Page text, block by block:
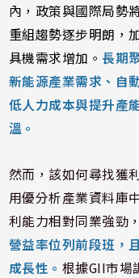
內，政策與國際局勢
重組趨勢逐步明朗，
具機需求增加。長期
新能源產業需求、自
低人力成本與提升產
溫。
然而，該如何尋找獲
用優分析產業資料庫
利能力相對同業強勁
營益率位列前段班，
成長性。 根據GII市場